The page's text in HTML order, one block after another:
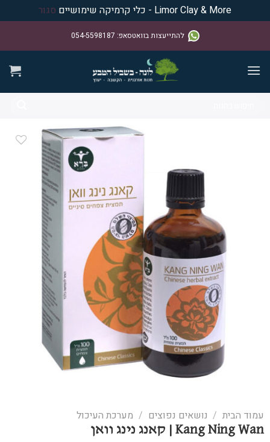
Limor Clay & More - כלי קרמיקה שימושיים
סגור
להתייעצות בוואטסאפ:
054-5598187
עמוד הבית / נושאים נפוצים / מערכת העיכול
Kang Ning Wan | קאנג נינג וואן